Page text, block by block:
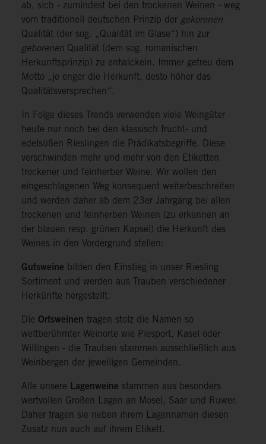
ab, sich - zumindest bei den trockenen Weinen - weg
vom traditionell deutschen Prinzip der gekorenen
Qualität (der sog. „Qualität im Glase“) hin zur
geborenen Qualität (dem sog. romanischen
Herkunftsprinzip) zu entwickeln. Immer getreu dem
Motto „je enger die Herkunft, desto höher das
Qualitätsversprechen“.
In Folge dieses Trends verwenden viele Weingüter
heute nur noch bei den klassisch frucht- und
edelsüßen Rieslingen die Prädikatsbegriffe. Diese
verschwinden mehr und mehr von den Etiketten
trockener und feinherber Weine. Wir wollen den
eingeschlagenen Weg konsequent weiterbeschreiten
und werden daher ab dem 23er Jahrgang bei allen
trockenen und feinherben Weinen (zu erkennen an
der blauen resp. grünen Kapsel) die Herkunft des
Weines in den Vordergrund stellen:
Gutsweine bilden den Einstieg in unser Riesling
Sortiment und werden aus Trauben verschiedener
Herkünfte hergestellt.
Die Ortsweinen tragen stolz die Namen so
weltberühmter Weinorte wie Piesport, Kasel oder
Wiltingen - die Trauben stammen ausschließlich aus
Weinbergen der jeweiligen Gemeinden.
Alle unsere Lagenweine stammen aus besonders
wertvollen Großen Lagen an Mosel, Saar und Ruwer.
Daher tragen sie neben ihrem Lagennamen diesen
Zusatz nun auch auf ihrem Etikett.